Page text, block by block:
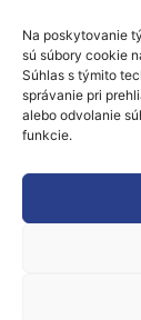
Na poskytovanie
sú súbory cookie
Súhlas s týmito
správanie pri
alebo odvolanie
funkcie.
integráciu